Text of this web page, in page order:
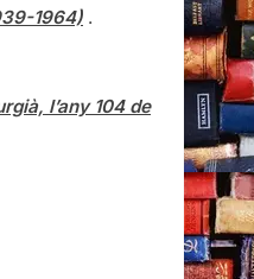
1964) .
l’any 104 de